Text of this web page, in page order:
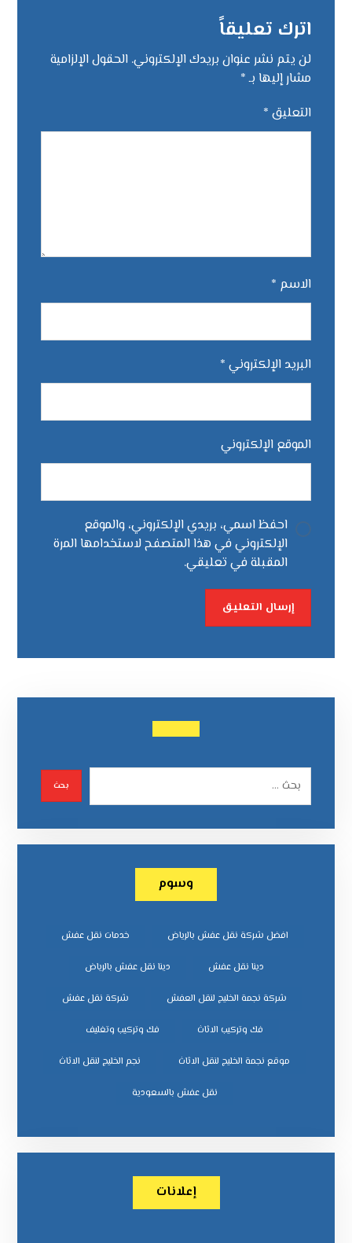
اترك تعليقاً
لن يتم نشر عنوان بريدك الإلكتروني. الحقول الإلزامية
مشار إليها بـ*
التعليق *
الاسم *
البريد الإلكتروني *
الموقع الإلكتروني
احفظ اسمي، بريدي الإلكتروني، والموقع
الإلكتروني في هذا المتصفح لاستخدامها المرة
المقبلة في تعليقي.
وسوم
افضل شركة نقل عفش بالرياض خدمات نقل عفش
دينا نقل عفش دينا نقل عفش بالرياض
شركة نجمة الخليج لنقل العفش شركة نقل عفش
فك وتركيب الاثاث فك وتركيب وتغليف
موقع نجمة الخليج لنقل الاثاث نجم الخليج لنقل الاثاث
نقل عفش بالسعودية
إعلانات